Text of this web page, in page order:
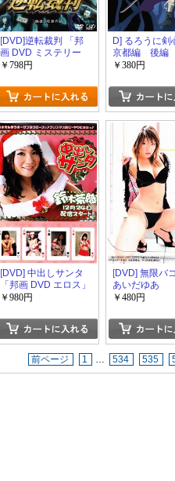
[DVD]逆転裁判 「邦
画 DVD ミステリー
サスペンス」
￥798円
D] るろうに
京都編 後編
囀「アニメ映
￥380円
[DVD] 中出しサンタ
「邦画 DVD エロス」
￥980円
[DVD] 無限バ
あいだゆあ
￥480円
前ページ 1 … 534 535